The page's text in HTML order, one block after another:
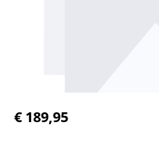
Normale prijs:
€ 189,95